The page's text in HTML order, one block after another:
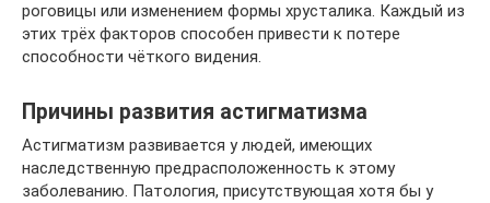
роговицы или изменением формы хрусталика. Каждый из
этих трёх факторов способен привести к потере
способности чёткого видения.
Причины развития астигматизма
Астигматизм развивается у людей, имеющих
наследственную предрасположенность к этому
заболеванию. Патология, присутствующая хотя бы у